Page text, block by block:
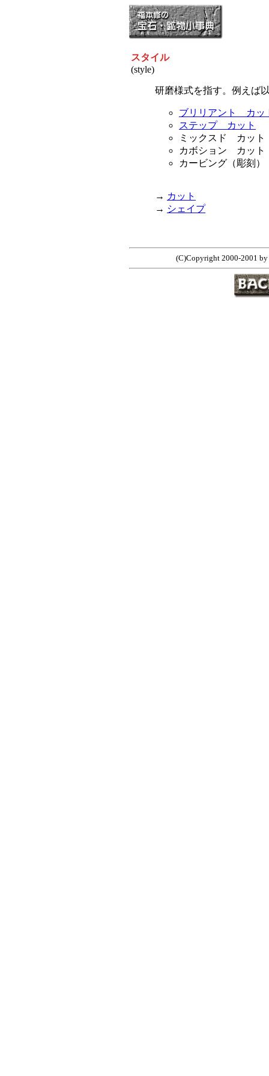
スタイル
(style)
研磨様式を指す。例えば
ブリリアント カッ
ステップ カット
ミックスド カット
カボション カット
カービング（彫刻）
→ カット
→ シェイプ
(C)Copyright 2000-2001 by